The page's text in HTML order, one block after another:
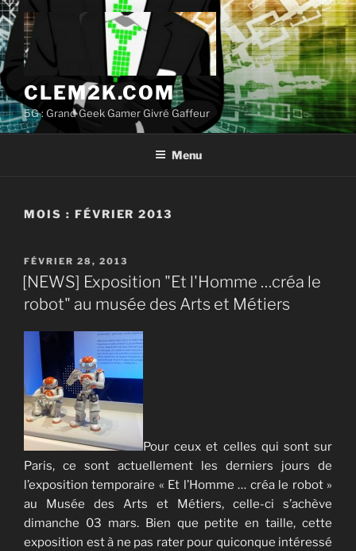
Aller
au
contenu
principal
CLEM2K.COM
5G : Grand Geek Gamer Givré Gaffeur
Menu
MOIS : FÉVRIER 2013
PUBLIÉ
LE
FÉVRIER 28, 2013
[NEWS] Exposition "Et l'Homme …créa le
robot" au musée des Arts et Métiers
Pour ceux et celles qui sont sur
Paris, ce sont actuellement les derniers jours de
l’exposition temporaire « Et l’Homme … créa le robot »
au Musée des Arts et Métiers, celle-ci s’achève
dimanche 03 mars. Bien que petite en taille, cette
exposition est à ne pas rater pour quiconque intéressé